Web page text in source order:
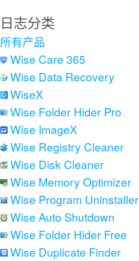
日志分类
所有产品
Wise Care 365
Wise Data Recovery
WiseX
Wise Folder Hider Pro
Wise ImageX
Wise Registry Cleaner
Wise Disk Cleaner
Wise Memory Optimizer
Wise Program Uninstaller
Wise Auto Shutdown
Wise Folder Hider Free
Wise Duplicate Finder